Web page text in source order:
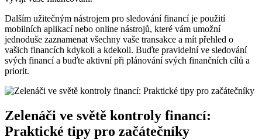
Dalším užitečným nástrojem pro sledování financí je použití
mobilních aplikací nebo online nástrojů, které vám umožní
jednoduše zaznamenat všechny vaše transakce a mít přehled o
vašich financích kdykoli a kdekoli. Buďte pravidelní ve sledování
svých financí a buďte aktivní při plánování svých finančních cílů a
priorit.
Zelenáči ve světě kontroly financí:
Praktické tipy pro začátečníky